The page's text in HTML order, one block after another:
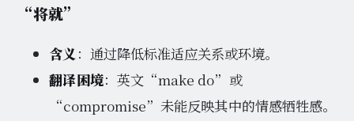
“将就”
含义：通过降低标准适应关系或环境。
翻译困境：英文“make do”或
“compromise”未能反映其中的情感牺牲感。